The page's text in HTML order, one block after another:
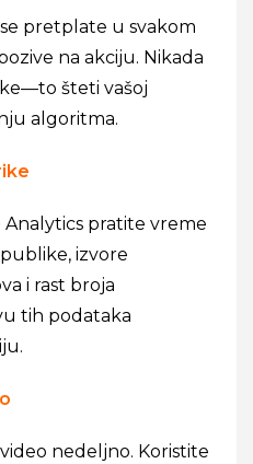
pretplate u svakom
na akciju. Nikada
šteti vašoj
algoritma.
pratite vreme
izvore
i rast broja
tih podataka
nedeljno. Koristite